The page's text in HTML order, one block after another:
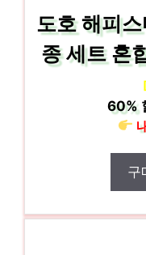
도호 해피
종 세트 혼
60%
구